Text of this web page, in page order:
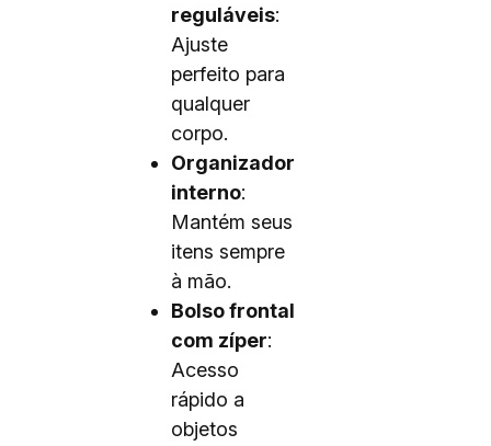
reguláveis:
Ajuste
perfeito para
qualquer
corpo.
Organizador
interno:
Mantém seus
itens sempre
à mão.
Bolso frontal
com zíper:
Acesso
rápido a
objetos